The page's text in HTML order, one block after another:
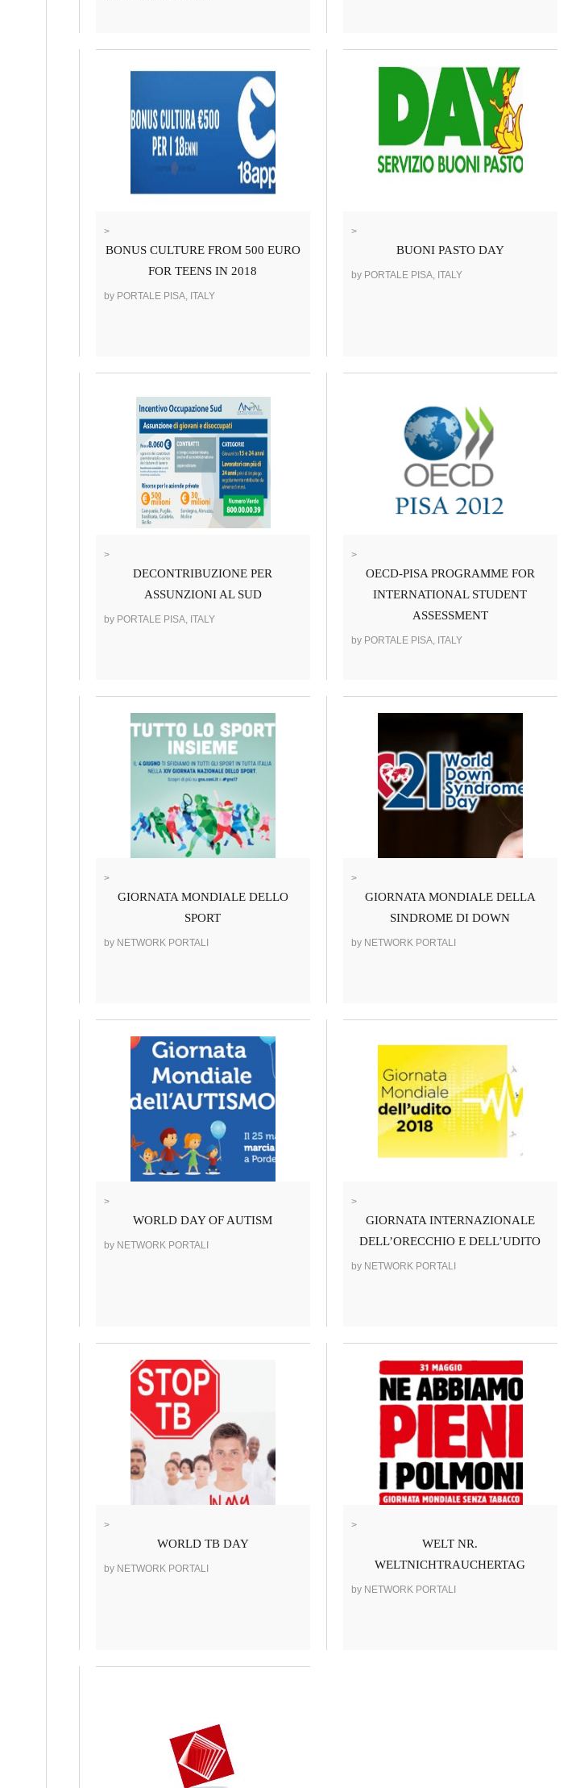
>
BONUS CULTURE FROM 500 EURO
FOR TEENS IN 2018
by PORTALE PISA, ITALY
>
BUONI PASTO DAY
by PORTALE PISA, ITALY
>
DECONTRIBUZIONE PER
ASSUNZIONI AL SUD
by PORTALE PISA, ITALY
>
OECD-PISA PROGRAMME FOR
INTERNATIONAL STUDENT
ASSESSMENT
by PORTALE PISA, ITALY
>
GIORNATA MONDIALE DELLO
SPORT
by NETWORK PORTALI
>
GIORNATA MONDIALE DELLA
SINDROME DI DOWN
by NETWORK PORTALI
>
WORLD DAY OF AUTISM
by NETWORK PORTALI
>
GIORNATA INTERNAZIONALE
DELL’ORECCHIO E DELL’UDITO
by NETWORK PORTALI
>
WORLD TB DAY
by NETWORK PORTALI
>
WELT NR.
WELTNICHTRAUCHERTAG
by NETWORK PORTALI